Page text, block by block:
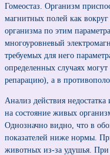
Гомеостаз. Организм
магнитных полей как
организма по этим
многоуровневый
требуемых для него
определенных случаях
репарацию), а в
Анализ действия
на состояние живых
Однозначно видно, что в
показателей ниже нормы.
животных из-за удушья. При